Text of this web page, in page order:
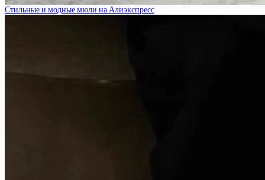
Стильные и модные мюли на Алиэкспресс